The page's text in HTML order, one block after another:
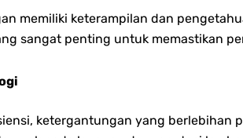
memiliki keterampilan dan
sangat penting untuk memastikan
ketergantungan yang